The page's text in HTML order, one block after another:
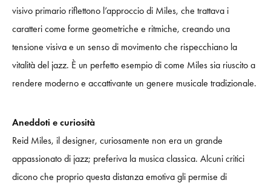
visivo primario riflettono l’approccio di Miles, che trattava i
caratteri come forme geometriche e ritmiche, creando una
tensione visiva e un senso di movimento che rispecchiano la
vitalità del jazz. È un perfetto esempio di come Miles sia riuscito a
rendere moderno e accattivante un genere musicale tradizionale.
Aneddoti e curiosità
Reid Miles, il designer, curiosamente non era un grande
appassionato di jazz; preferiva la musica classica. Alcuni critici
dicono che proprio questa distanza emotiva gli permise di